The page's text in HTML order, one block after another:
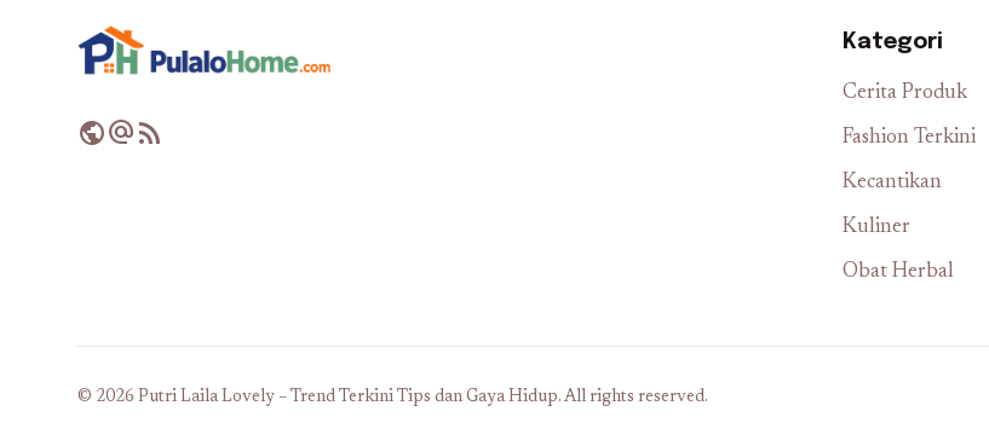
publicalternate_emailrss_feed
Kategori
Cerita Produk
Fashion Terkini
Kecantikan
Kuliner
Obat Herbal
© 2026 Putri Laila Lovely – Trend Terkini Tips dan Gaya Hidup. All rights reserved.